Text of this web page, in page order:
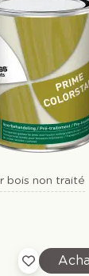
bois non traité